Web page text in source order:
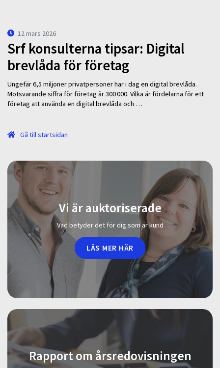
12 mars 2026
Srf konsulterna tipsar: Digital
brevlåda för företag
Ungefär 6,5 miljoner privatpersoner har i dag en digital brevlåda.
Motsvarande siffra för företag är 300 000. Vilka är fördelarna för ett
företag att använda en digital brevlåda och …
Gå till startsidan
Vi är auktoriserade
Vad betyder det för dig som är kund
LÄS MER HÄR
Rapport om årsredovisningen